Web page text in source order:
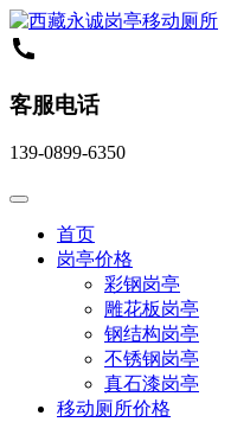
客服电话
139-0899-6350
首页
岗亭价格
彩钢岗亭
雕花板岗亭
钢结构岗亭
不锈钢岗亭
真石漆岗亭
移动厕所价格